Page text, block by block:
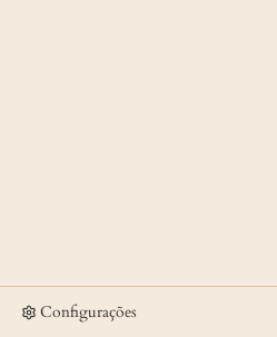
Configurações